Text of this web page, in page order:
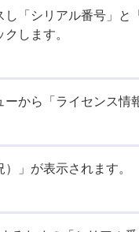
「シリアル番号」
します。
ーから「ライセンス
」が表示されます。